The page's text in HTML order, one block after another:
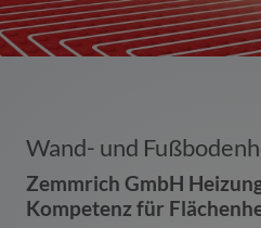
Wand- und
Zemmrich GmbH
Kompetenz für